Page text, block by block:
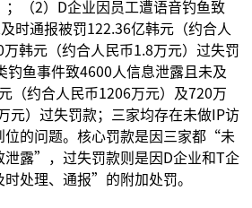
；（2）D企业因员工遭语音钓鱼致
时通报被罚122.36亿韩元（约合人
韩元（约合人民币1.8万元）过失罚
钓鱼事件致4600人信息泄露且未及
（约合人民币1206万元）及720万
元）过失罚款；三家均存在未做IP访
位的问题。核心罚款是因三家都“未
泄露”，过失罚款则是因D企业和T企
处理、通报”的附加处罚。